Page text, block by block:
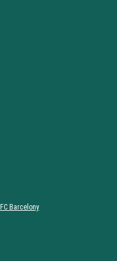
Barcelony